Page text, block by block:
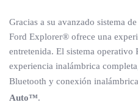
Gracias a su avanzado sistema
Ford Explorer® ofrece una
entretenida. El sistema operativo
experiencia inalámbrica
Bluetooth y conexión
Auto™.